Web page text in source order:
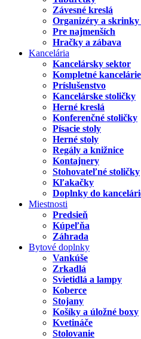
Závesné kreslá
Organizéry a skrinky
Pre najmenších
Hračky a zábava
Kancelária
Kancelársky sektor
Kompletné kancelárie
Príslušenstvo
Kancelárske stoličky
Herné kreslá
Konferenčné stoličky
Písacie stoly
Herné stoly
Regály a knižnice
Kontajnery
Stohovateľné stoličky
Kľakačky
Doplnky do
Miestnosti
Predsieň
Kúpeľňa
Záhrada
Bytové doplnky
Vankúše
Zrkadlá
Svietidlá a lampy
Koberce
Stojany
Košíky a úložné boxy
Kvetináče
Stolovanie